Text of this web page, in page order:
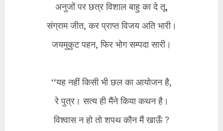
अनुजों पर छत्र विशाल बाहु का दे तू,
संग्राम जीत, कर प्राप्त विजय अति भारी।
जयमुकुट पहन, फिर भोग सम्पदा सारी।
‘‘यह नहीं किसी भी छल का आयोजन है,
रे पुत्र। सत्य ही मैंने किया कथन है।
विश्वास न हो तो शपथ कौन मैं खाऊँ ?